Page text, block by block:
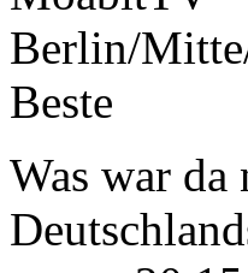
Berlin/
Beste
Was war da